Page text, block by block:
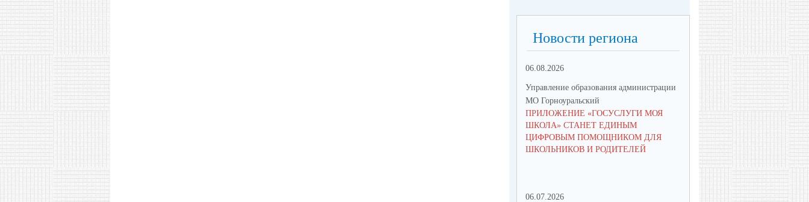
Новости региона
06.08.2026
Управление образования администрации
МО Горноуральский
ПРИЛОЖЕНИЕ «ГОСУСЛУГИ МОЯ
ШКОЛА» СТАНЕТ ЕДИНЫМ
ЦИФРОВЫМ ПОМОЩНИКОМ ДЛЯ
ШКОЛЬНИКОВ И РОДИТЕЛЕЙ
06.07.2026
Управление образования
МО Горноуральский
ОКРУГА ГОРНОУРАЛЬСКИЙ